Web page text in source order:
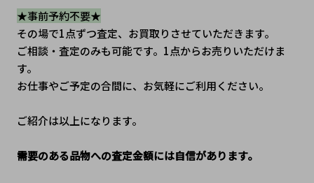
★事前予約不要★
その場で1点ずつ査定、お買取りさせていただきます。
ご相談・査定のみも可能です。1点からお売りいただけま
す。
お仕事やご予定の合間に、お気軽にご利用ください。
ご紹介は以上になります。
需要のある品物への査定金額には自信があります。